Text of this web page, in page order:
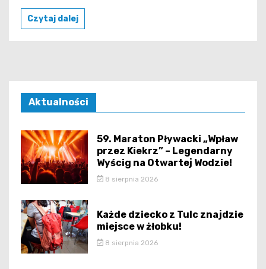
Czytaj dalej
Aktualności
59. Maraton Pływacki „Wpław
przez Kiekrz” – Legendarny
Wyścig na Otwartej Wodzie!
8 sierpnia 2026
Każde dziecko z Tulc znajdzie
miejsce w żłobku!
8 sierpnia 2026